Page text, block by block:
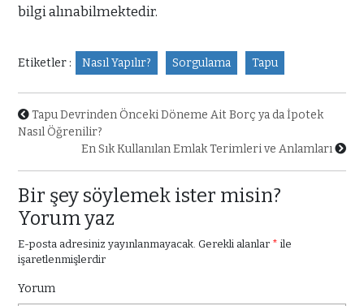
bilgi alınabilmektedir.
Etiketler : Nasıl Yapılır? Sorgulama Tapu
Tapu Devrinden Önceki Döneme Ait Borç ya da İpotek
Nasıl Öğrenilir?
En Sık Kullanılan Emlak Terimleri ve Anlamları
Bir şey söylemek ister misin?
Yorum yaz
E-posta adresiniz yayınlanmayacak. Gerekli alanlar * ile
işaretlenmişlerdir
Yorum